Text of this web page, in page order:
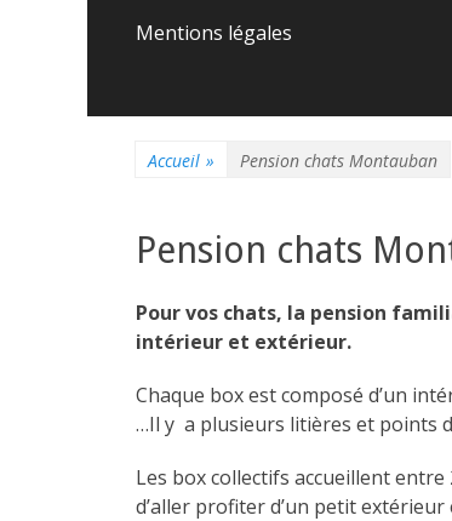
contenu
Mentions légales
Accueil » Pension chats Montauban
Pension chats
Pour vos chats, la pension
intérieur et extérieur.
Chaque box est composé d’un
…Il y a plusieurs litières et points
Les box collectifs accueillent
d’aller profiter d’un petit